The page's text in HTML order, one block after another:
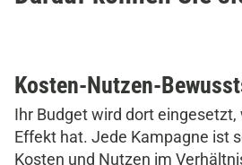
Kosten-Nutzen-
Ihr Budget wird dort
Effekt hat. Jede Kampagne ist
Kosten und Nutzen im